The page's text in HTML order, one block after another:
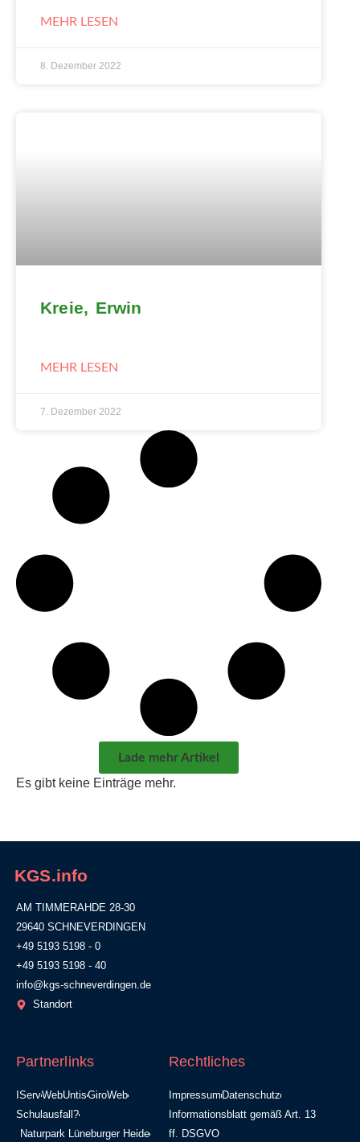
MEHR LESEN
8. Dezember 2022
Kreie, Erwin
MEHR LESEN
7. Dezember 2022
Lade mehr Artikel
Es gibt keine Einträge mehr.
KGS.info
AM TIMMERAHDE 28-30
29640 SCHNEVERDINGEN
+49 5193 5198 - 0
+49 5193 5198 - 40
info@kgs-schneverdingen.de
Standort
Partnerlinks
IServWebUntisGiroWeb
Schulausfall?
Naturpark Lüneburger Heide
Rechtliches
Impressum Datenschutz
Informationsblatt gemäß Art. 13
ff. DSGVO